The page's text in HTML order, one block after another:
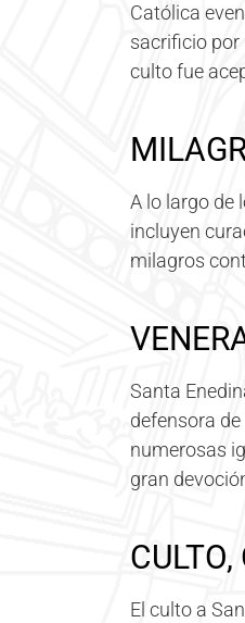
Católica
sacrificio por
culto fue
A lo largo de
incluyen
milagros
Santa
defensora
numerosas
gran
El culto a